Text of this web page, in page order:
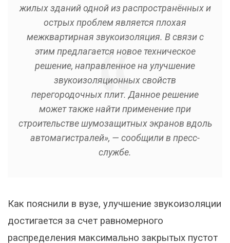
жилых зданий одной из распространённых и
острых проблем является плохая
межквартирная звукоизоляция. В связи с
этим предлагается новое техническое
решение, направленное на улучшение
звукоизоляционных свойств
перегородочных плит. Данное решение
может также найти применение при
строительстве шумозащитных экранов вдоль
автомагистралей», — сообщили в пресс-
службе.
Как пояснили в вузе, улучшение звукоизоляции
достигается за счет равномерного
распределения максимально закрытых пустот